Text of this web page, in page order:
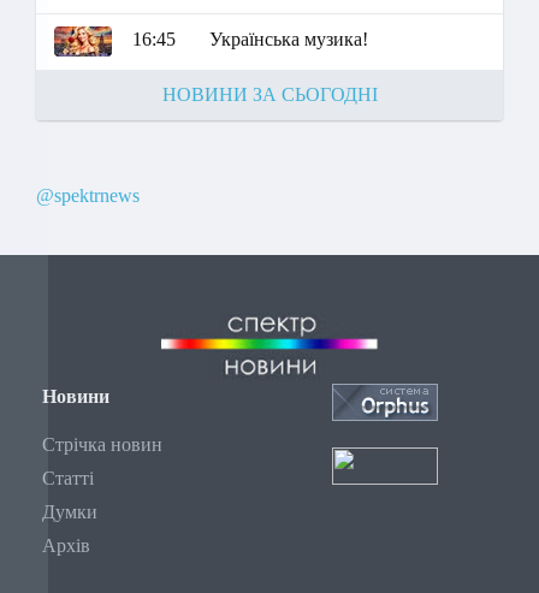
16:45 Українська музика!
НОВИНИ ЗА СЬОГОДНІ
@spektrnews
Новини
Стрічка новин
Статті
Думки
Архів